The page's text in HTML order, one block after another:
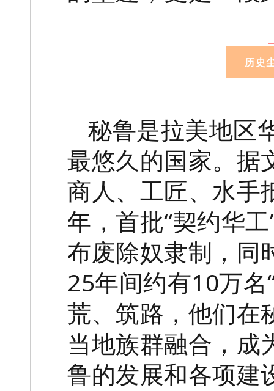
历史
秘鲁是拉美地区
最悠久的国家。据
商人、工匠、水手
年，首批“契约华
布废除奴隶制，同
25年间约有10万
荒、筑路，他们在
当地族群融合，成
鲁的发展和各项建